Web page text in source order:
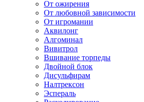
От ожирения
От любовной зависимости
От игромании
Аквилонг
Алгоминал
Вивитрол
Вшивание торпеды
Двойной блок
Дисульфирам
Налтрексон
Эспераль